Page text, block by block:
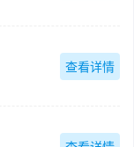
查看详情